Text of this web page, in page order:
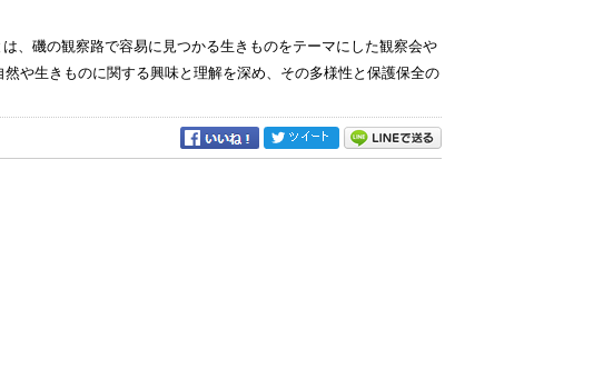
磯の観察路で容易に見つかる生きものをテーマにした観察会や
生きものに関する興味と理解を深め、その多様性と保護保全の